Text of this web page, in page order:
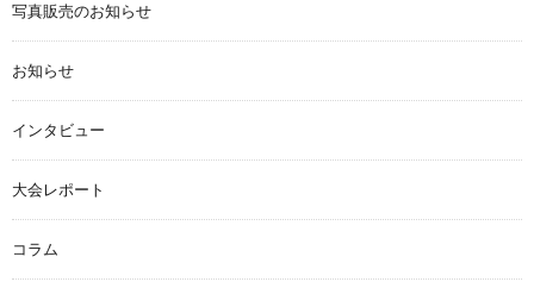
写真販売のお知らせ
お知らせ
インタビュー
大会レポート
コラム